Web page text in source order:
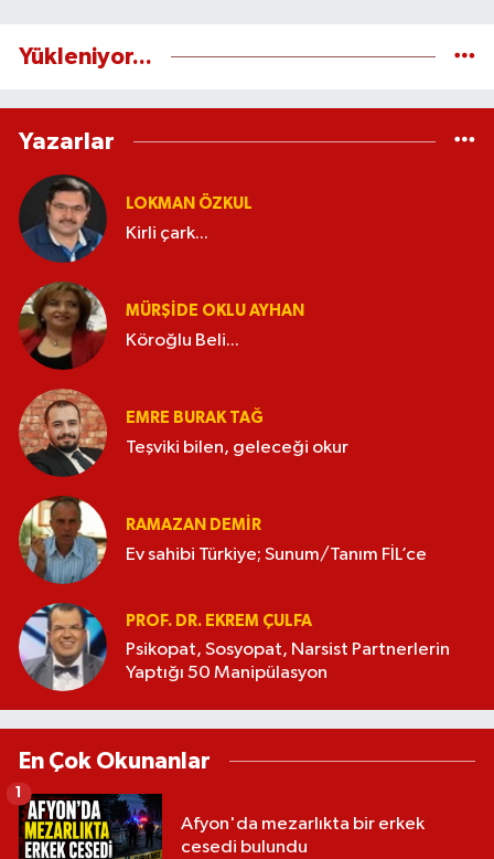
Yükleniyor...
Yazarlar
LOKMAN ÖZKUL
Kirli çark...
MÜRŞIDE OKLU AYHAN
Köroğlu Beli...
EMRE BURAK TAĞ
Teşviki bilen, geleceği okur
RAMAZAN DEMİR
Ev sahibi Türkiye; Sunum/Tanım FİL’ce
PROF. DR. EKREM ÇULFA
Psikopat, Sosyopat, Narsist Partnerlerin
Yaptığı 50 Manipülasyon
En Çok Okunanlar
Afyon'da mezarlıkta bir erkek
cesedi bulundu
1